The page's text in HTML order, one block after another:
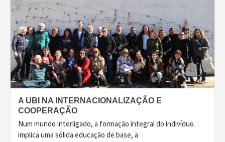
A UBI NA INTERNACIONALIZAÇÃO E
COOPERAÇÃO
Num mundo interligado, a formação integral do indivíduo
implica uma sólida educação de base, a